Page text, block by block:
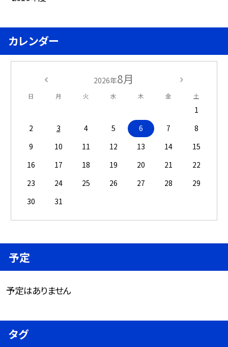
カレンダー
2026年8月
日 月 火 水 木 金 土
1
2
3 4 5 6 7
8
9
10 11 12 13 14
15
16
17 18 19 20 21
22
23
24 25 26 27 28
29
30
31
予定
予定はありません
タグ